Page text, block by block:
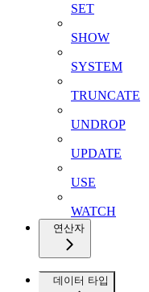
SET
SHOW
SYSTEM
TRUNCATE
UNDROP
UPDATE
USE
WATCH
연산자
데이터 타입